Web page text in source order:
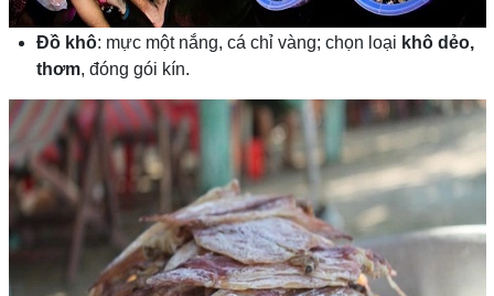
Đồ khô: mực một nắng, cá chỉ vàng; chọn loại khô dẻo,
thơm, đóng gói kín.